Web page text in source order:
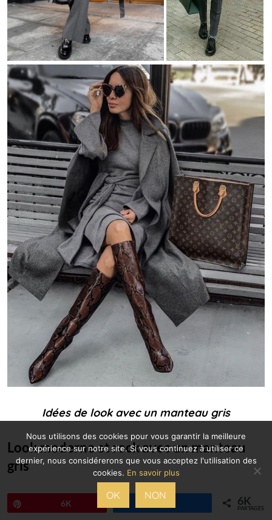
Idées de look avec un manteau gris
Look moderne et rock avec un manteau
gris
Pour un look moderne et rajeunissant, associez
votre manteau gris àun pantalon noir simili cuir
Nous utilisons des cookies pour vous garantir la meilleure
expérience sur notre site. Si vous continuez à utiliser ce
dernier, nous considérerons que vous acceptez l'utilisation des
cookies. En savoir plus
OK NON
6K 6K
PARTAGES